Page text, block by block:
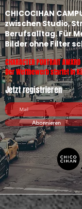
CHICOCIHAN
zwischen Studio,
Berufsalltag. Für
Bilder ohne Filter
CHARACTER PORTRAIT AWARD
Der Wettbewerb startet in
Abonnieren
Jetzt registrieren